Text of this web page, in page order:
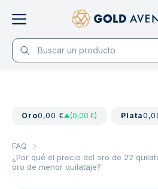
Oro0,00 € (0,00 €) Plata
FAQ
¿Por qué el precio del oro de 22
oro de menor quilataje?